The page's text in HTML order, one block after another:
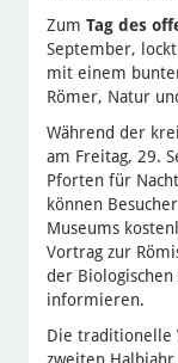
Zum Tag des
September,
mit einem
Römer, Natur
Während der
am Freitag, 29.
Pforten für
können
Museums
Vortrag zur
der
informieren.
Die traditionelle